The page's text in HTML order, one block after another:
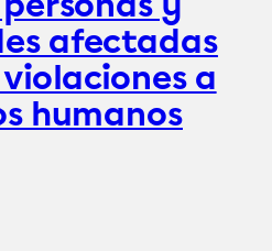
afectadas
a
humanos